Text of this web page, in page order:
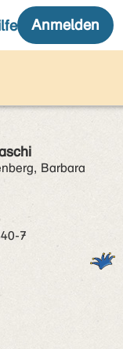
Barbara
7